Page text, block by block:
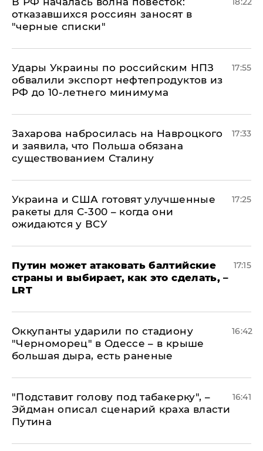
отказавшихся россиян заносят в
"черные списки"
Удары Украины по российским НПЗ
обвалили экспорт нефтепродуктов из
РФ до 10-летнего минимума
17:55
​Захарова набросилась на Навроцкого
и заявила, что Польша обязана
существованием Сталину
17:33
Украина и США готовят улучшенные
ракеты для С-300 – когда они
ожидаются у ВСУ
17:25
Путин может атаковать балтийские
страны и выбирает, как это сделать, –
LRT
17:15
Оккупанты ударили по стадиону
"Черноморец" в Одессе – в крыше
большая дыра, есть раненые
16:42
​"Подставит голову под табакерку", –
Эйдман описал сценарий краха власти
Путина
16:41